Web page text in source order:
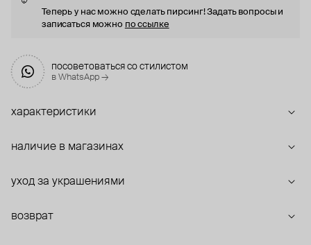
Теперь у нас можно сделать пирсинг! Задать вопросы и
записаться можно по ссылке
посоветоваться со стилистом
в WhatsApp →
характеристики
наличие в магазинах
уход за украшениями
возврат